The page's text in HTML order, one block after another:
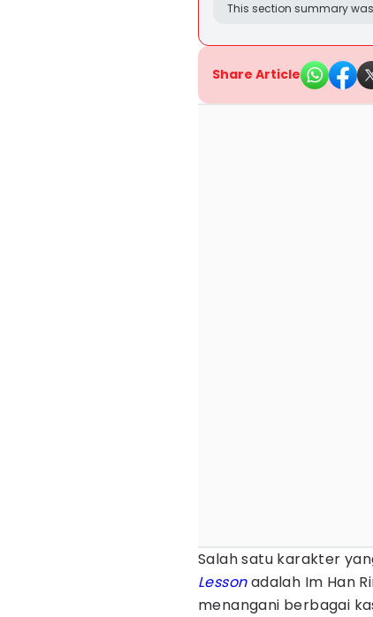
This section summary
Share Article
Salah satu karakter
Lessonadalah Im Han
menangani berbagai